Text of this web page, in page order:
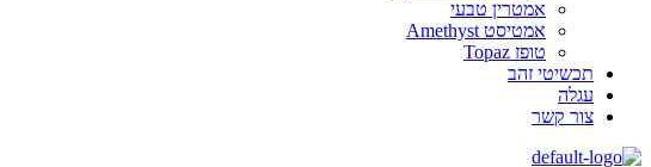
אמטרין טבעי
אמטיסט Amethyst
טופז Topaz
תכשיטי זהב
עגלה
צור קשר